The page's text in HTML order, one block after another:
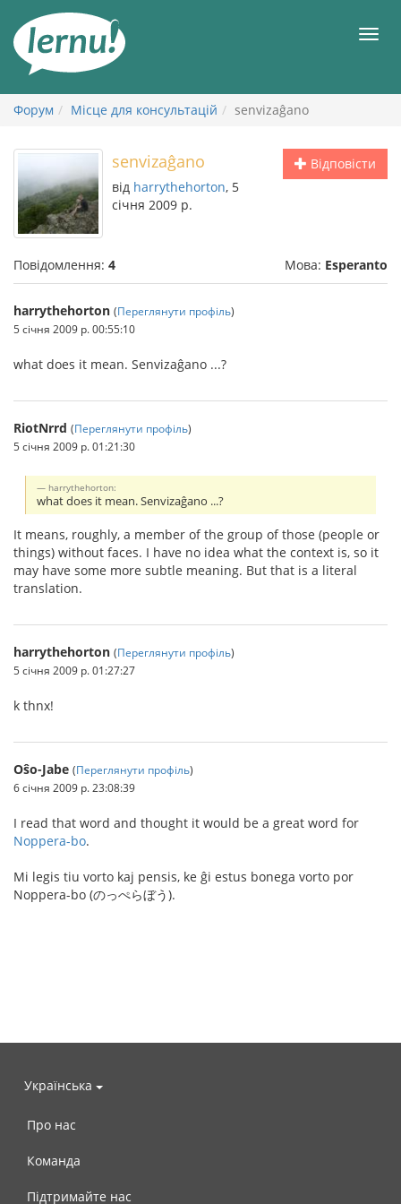
змісту
Форум Місце для консультацій senvizaĝano
Відповісти
senvizaĝano
від harrythehorton, 5
січня 2009 р.
Повідомлення: 4 Мова: Esperanto
harrythehorton (Переглянути профіль)
5 січня 2009 р. 00:55:10
what does it mean. Senvizaĝano ...?
RiotNrrd (Переглянути профіль)
5 січня 2009 р. 01:21:30
harrythehorton:
what does it mean. Senvizaĝano ...?
It means, roughly, a member of the group of those (people or
things) without faces. I have no idea what the context is, so it
may have some more subtle meaning. But that is a literal
translation.
harrythehorton (Переглянути профіль)
5 січня 2009 р. 01:27:27
k thnx!
Oŝo-Jabe (Переглянути профіль)
6 січня 2009 р. 23:08:39
I read that word and thought it would be a great word for
Noppera-bo.
Mi legis tiu vorto kaj pensis, ke ĝi estus bonega vorto por
Noppera-bo (のっぺらぼう).
Українська
Про нас
Команда
Підтримайте нас